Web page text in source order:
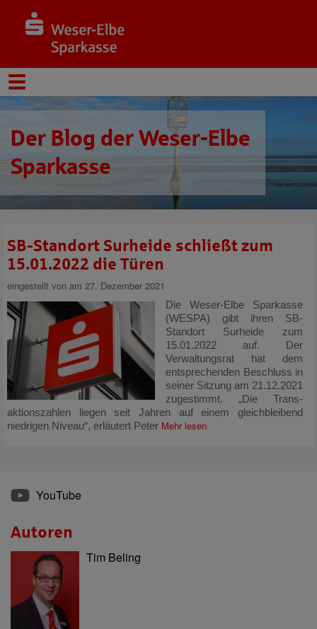
Der Blog der Weser-Elbe
Sparkasse
SB-Standort Surheide schließt zum
15.01.2022 die Türen
eingestellt von am 27. Dezember 2021
Die Weser-Elbe Sparkasse
(WESPA) gibt ihren SB-
Standort Surheide zum
15.01.2022 auf. Der
Verwaltungsrat hat dem
entsprechenden Beschluss in
seiner Sitzung am 21.12.2021
zugestimmt. „Die Trans­
aktions­zahlen liegen seit Jahren auf einem gleichbleibend
niedrigen Niveau“, erläutert Peter Mehr lesen
YouTube
Autoren
Tim Beling